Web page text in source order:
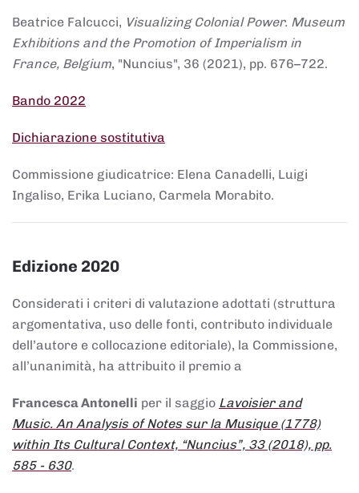
Beatrice Falcucci, Visualizing Colonial Power. Museum
Exhibitions and the Promotion of Imperialism in
France, Belgium, "Nuncius", 36 (2021), pp. 676–722.
Bando 2022
Dichiarazione sostitutiva
Commissione giudicatrice: Elena Canadelli, Luigi
Ingaliso, Erika Luciano, Carmela Morabito.
Edizione 2020
Considerati i criteri di valutazione adottati (struttura
argomentativa, uso delle fonti, contributo individuale
dell’autore e collocazione editoriale), la Commissione,
all’unanimità, ha attribuito il premio a
Francesca Antonelli per il saggio Lavoisier and
Music. An Analysis of Notes sur la Musique (1778)
within Its Cultural Context, “Nuncius”, 33 (2018), pp.
585 - 630.